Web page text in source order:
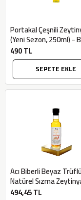
Portakal Çeşnili
(Yeni Sezon, 250ml) -
Zeytincilik
490 TL
SEPETE EKLE
Acı Biberli Beyaz
Natürel Sızma
(100 ml) - Allezz
494,45 TL